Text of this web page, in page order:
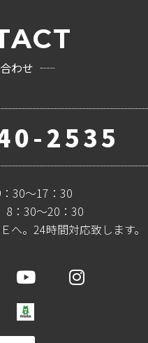
わせ
2535
～17：30
：30～20：30
へ。24時間対応致します。